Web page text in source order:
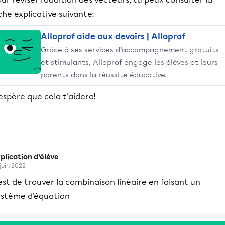
explicative suivante:
Alloprof aide aux devoirs | Alloprof
Grâce à ses services d’accompagnement gratuits
et stimulants, Alloprof engage les élèves et leurs
parents dans la réussite éducative.
que cela t'aidera!
d’élève
2022
de trouver la combinaison linéaire en faisant un
d'équation